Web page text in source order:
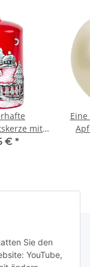
Sie den
YouTube,
mit
€ *